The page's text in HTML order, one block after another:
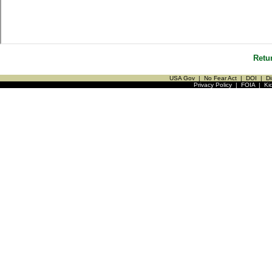
USA Gov | No Fear Act | DOI |
Privacy Policy| FOIA|